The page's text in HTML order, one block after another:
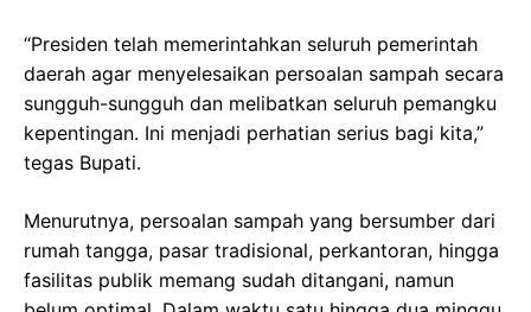
“Presiden telah memerintahkan seluruh pemerintah
daerah agar menyelesaikan persoalan sampah secara
sungguh-sungguh dan melibatkan seluruh pemangku
kepentingan. Ini menjadi perhatian serius bagi kita,”
tegas Bupati.
Menurutnya, persoalan sampah yang bersumber dari
rumah tangga, pasar tradisional, perkantoran, hingga
fasilitas publik memang sudah ditangani, namun